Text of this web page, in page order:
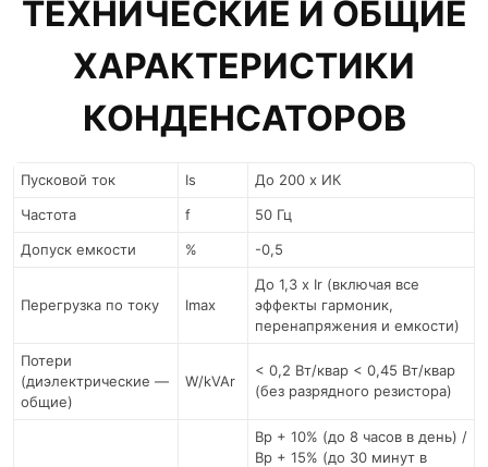
ТЕХНИЧЕСКИЕ И ОБЩИЕ
ХАРАКТЕРИСТИКИ
КОНДЕНСАТОРОВ
Пусковой ток Is
До 200 х ИК
Частота
f
50 Гц
Допуск емкости
% -0,5
Перегрузка по току Imax
До 1,3 x Ir (включая все
эффекты гармоник,
перенапряжения и емкости)
Потери
(диэлектрические —
общие)
W/kVAr
< 0,2 Вт/квар < 0,45 Вт/квар
(без разрядного резистора)
Вр + 10% (до 8 часов в день) /
Вр + 15% (до 30 минут в